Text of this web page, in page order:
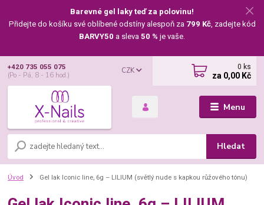
Barevné gel laky teď za polovinu!
Přidejte do košíku své oblíbené odstíny alespoň za 799 Kč, zadejte kód
BARVY50 a sleva 50 % je vaše.
Menu
CZK
Hledat
+420 735 055 075
(Po - Pá, 8 - 16 hod.)
0 ks
za 0,00 Kč
Úvod Gel lak Iconic line, 6g – LILIUM (světlý nude s kapkou růžového tónu)